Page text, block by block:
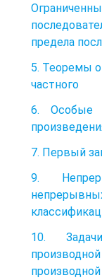
предела
5. Теоремы
частного
6. Особые
7. Первый
9.
10.